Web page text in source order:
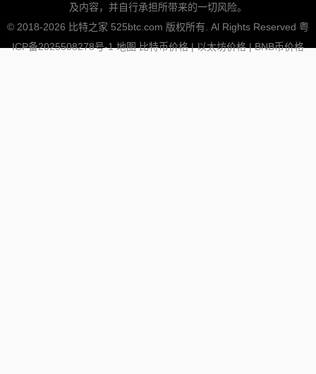
及内容，并自行承担所带来的一切风险。
© 2018-2026 比特之家 525btc.com 版权所有. Al Rights Reserved 粤
ICP备2025508278号-1 地图 比特币价格|以太坊价格|BNB币价格